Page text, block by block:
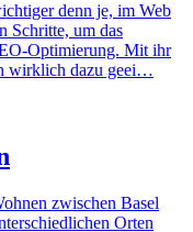
denn je, im Web
Schritte, um das
Optimierung. Mit ihr
wirklich dazu geei…
zwischen Basel
Orten